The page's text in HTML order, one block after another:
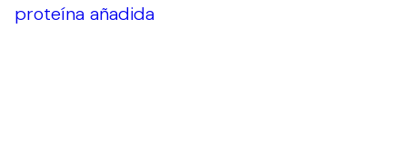
proteína añadida